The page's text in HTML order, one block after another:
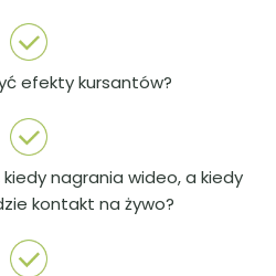
efekty kursantów?
nagrania wideo, a kiedy
kontakt na żywo?